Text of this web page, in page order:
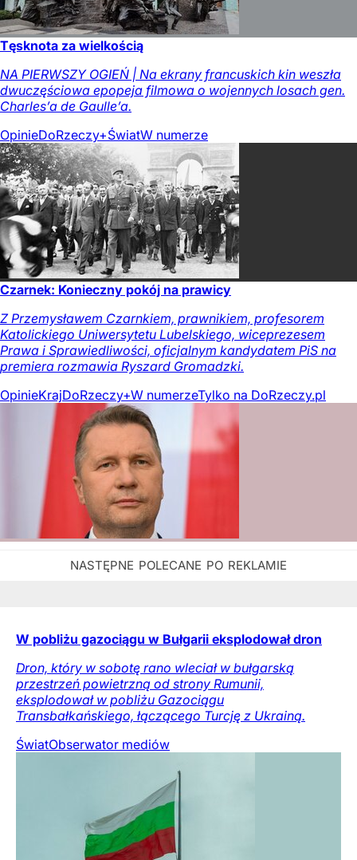
Tęsknota za wielkością
NA PIERWSZY OGIEŃ | Na ekrany francuskich kin weszła
dwuczęściowa epopeja filmowa o wojennych losach gen.
Charles’a de Gaulle’a.
OpinieDoRzeczy+ŚwiatW numerze
Czarnek: Konieczny pokój na prawicy
Z Przemysławem Czarnkiem, prawnikiem, profesorem
Katolickiego Uniwersytetu Lubelskiego, wiceprezesem
Prawa i Sprawiedliwości, oficjalnym kandydatem PiS na
premiera rozmawia Ryszard Gromadzki.
OpinieKrajDoRzeczy+W numerzeTylko na DoRzeczy.pl
W pobliżu gazociągu w Bułgarii eksplodował dron
Dron, który w sobotę rano wleciał w bułgarską
przestrzeń powietrzną od strony Rumunii,
eksplodował w pobliżu Gazociągu
Transbałkańskiego, łączącego Turcję z Ukrainą.
ŚwiatObserwator mediów